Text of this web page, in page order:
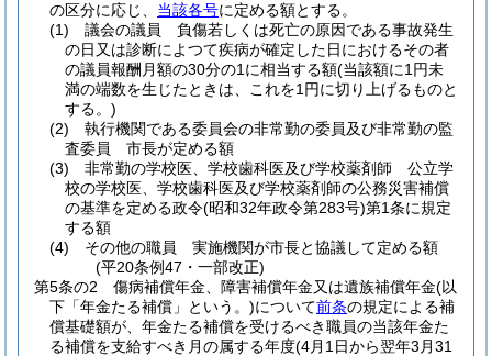
の区分に応じ、 当該各号に定める額とする。
(1)
議会の議員 負傷若しくは死亡の原因である事故発生
の日又は診断によつて疾病が確定した日におけるその者
の議員報酬月額の30分の1に相当する額(当該額に1円未
満の端数を生じたときは、これを1円に切り上げるものと
する。)
(2)
執行機関である委員会の非常勤の委員及び非常勤の監
査委員 市長が定める額
(3)
非常勤の学校医、学校歯科医及び学校薬剤師 公立学
校の学校医、学校歯科医及び学校薬剤師の公務災害補償
の基準を定める政令(昭和32年政令第283号)第1条に規定
する額
(4)
その他の職員 実施機関が市長と協議して定める額
(平20条例47・一部改正)
第5条の2
傷病補償年金、障害補償年金又は遺族補償年金(以
下「年金たる補償」という。)について前条の規定による補
償基礎額が、年金たる補償を受けるべき職員の当該年金た
る補償を支給すべき月の属する年度(4月1日から翌年3月31